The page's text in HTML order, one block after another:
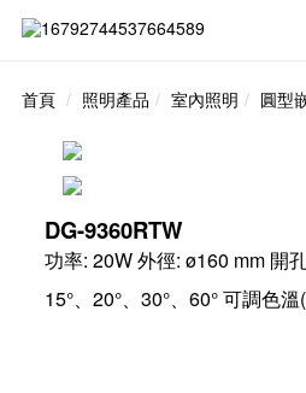
首頁 照明產品 室內照明 圓型
DG-9360RTW
功率: 20W 外徑: ø160 mm 開
15°、20°、30°、60° 可調色